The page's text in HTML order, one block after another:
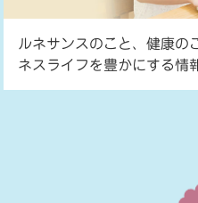
ルネサンスのこと、健康の
ネスライフを豊かにする情